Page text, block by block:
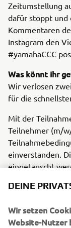
Zeitumstellung
dafür stoppt und
Kommentaren
Instagram den
#yamahaCCC
Was könnt ihr
Wir verlosen
für die
Mit der
Teilnehmer (m/
einverstanden.
eingetauscht
Falls Teilnehmer
auch per E-Mail
um so am
DEINE
Wir setzen
Website-Nutzer